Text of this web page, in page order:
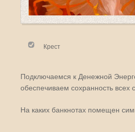
Крест
Подключаемся к Денежной
обеспечиваем сохранность всех
На каких банкнотах помещен